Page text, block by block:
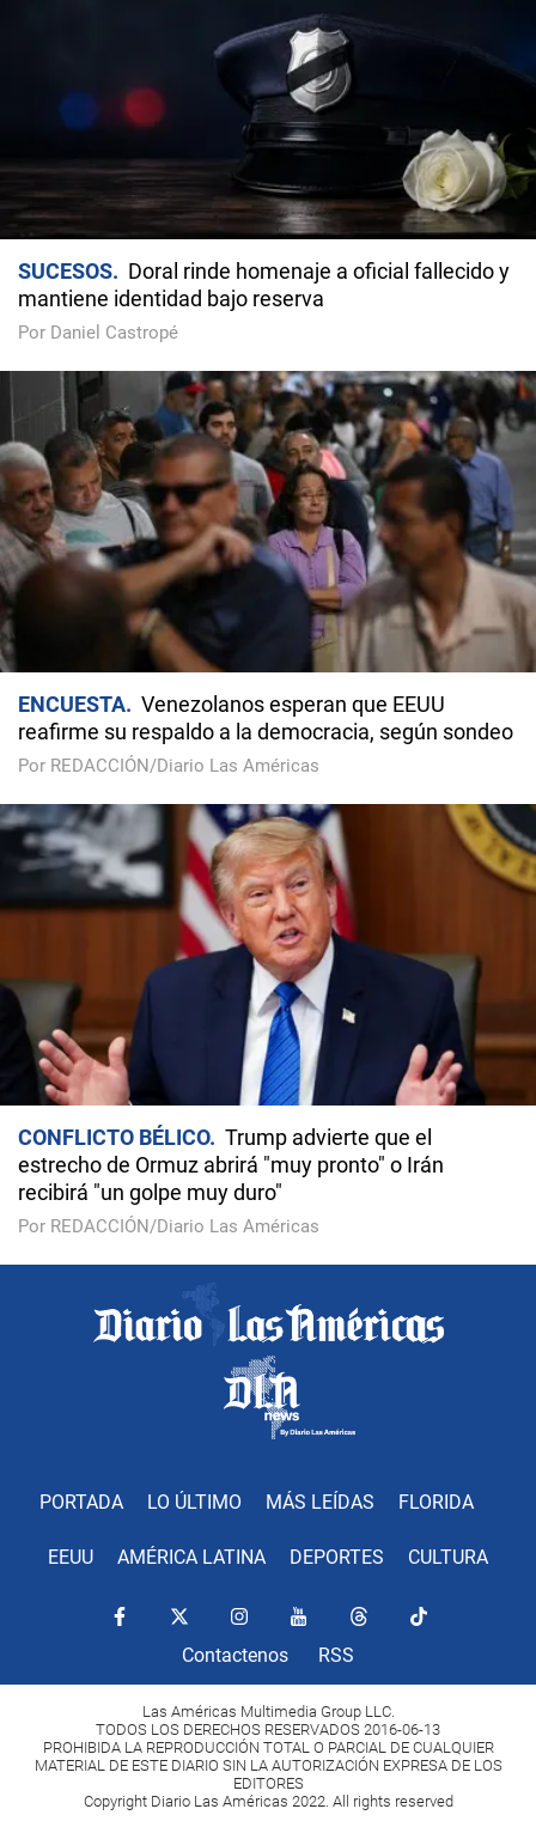
SUCESOS
Doral rinde homenaje a oficial fallecido y
mantiene identidad bajo reserva
Por Daniel Castropé
ENCUESTA
Venezolanos esperan que EEUU
reafirme su respaldo a la democracia, según sondeo
Por REDACCIÓN/Diario Las Américas
CONFLICTO BÉLICO
Trump advierte que el
estrecho de Ormuz abrirá "muy pronto" o Irán
recibirá "un golpe muy duro"
Por REDACCIÓN/Diario Las Américas
PORTADA LO ÚLTIMO MÁS LEÍDAS FLORIDA
EEUU AMÉRICA LATINA DEPORTES CULTURA
Contactenos RSS
Las Américas Multimedia Group LLC.
TODOS LOS DERECHOS RESERVADOS 2016-06-13
PROHIBIDA LA REPRODUCCIÓN TOTAL O PARCIAL DE CUALQUIER
MATERIAL DE ESTE DIARIO SIN LA AUTORIZACIÓN EXPRESA DE LOS
EDITORES
Copyright Diario Las Américas 2022. All rights reserved